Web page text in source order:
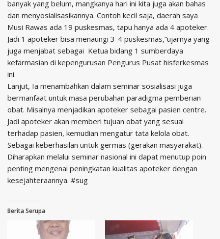
banyak yang belum, mangkanya hari ini kita juga akan bahas
dan menyosialisasikannya. Contoh kecil saja, daerah saya
Musi Rawas ada 19 puskesmas, tapu hanya ada 4 apoteker.
Jadi 1 apoteker bisa menaungi 3-4 puskesmas,”ujarnya yang
juga menjabat sebagai Ketua bidang 1 sumberdaya
kefarmasian di kepengurusan Pengurus Pusat hisferkesmas
ini.
Lanjut, Ia menambahkan dalam seminar sosialisasi juga
bermanfaat untuk masa perubahan paradigma pemberian
obat. Misalnya menjadikan apoteker sebagai pasien centre.
Jadi apoteker akan memberi tujuan obat yang sesuai
terhadap pasien, kemudian mengatur tata kelola obat.
Sebagai keberhasilan untuk germas (gerakan masyarakat).
Diharapkan melalui seminar nasional ini dapat menutup poin
penting mengenai peningkatan kualitas apoteker dengan
kesejahteraannya. #sug
Berita Serupa